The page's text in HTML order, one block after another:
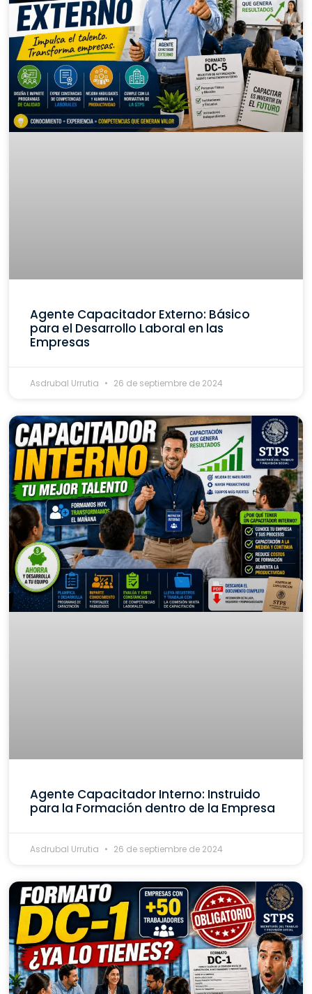
Agente Capacitador Externo: Básico
para el Desarrollo Laboral en las
Empresas
Asdrubal Urrutia 26 de septiembre de 2024
Agente Capacitador Interno: Instruido
para la Formación dentro de la Empresa
Asdrubal Urrutia 26 de septiembre de 2024